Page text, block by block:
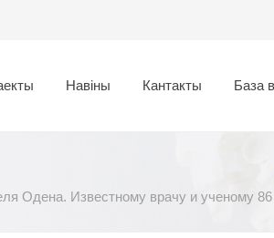
Навіны Кантакты База
Одена. Известному врачу и ученому 86